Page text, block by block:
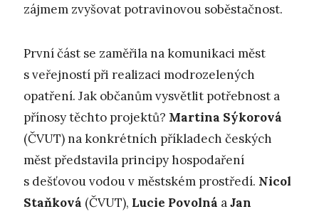
zájmem zvyšovat potravinovou soběstačnost.
První část se zaměřila na komunikaci měst
s veřejností při realizaci modrozelených
opatření. Jak občanům vysvětlit potřebnost a
přínosy těchto projektů? Martina Sýkorová
(ČVUT) na konkrétních příkladech českých
měst představila principy hospodaření
s dešťovou vodou v městském prostředí. Nicol
Staňková (ČVUT), Lucie Povolná aJan